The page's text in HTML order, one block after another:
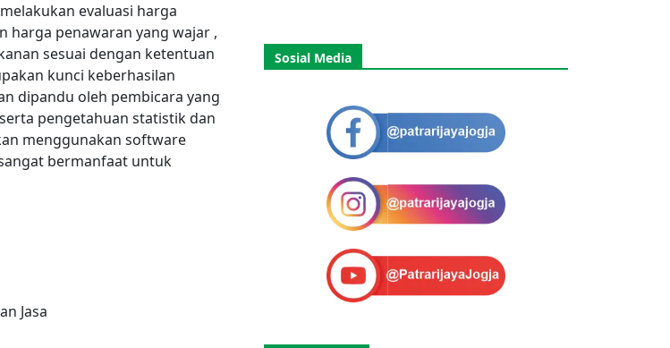
evaluasi harga
harga penawaran yang wajar ,
sesuai dengan ketentuan
kunci keberhasilan
dipandu oleh pembicara yang
pengetahuan statistik dan
menggunakan software
bermanfaat untuk
Jasa
Sosial Media